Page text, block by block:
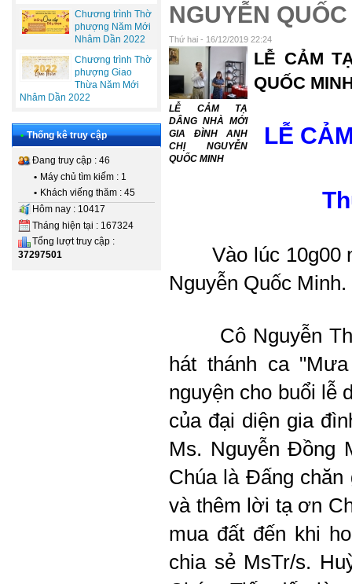
Chương trình Thờ
phượng Năm Mới
Nhâm Dần 2022
Chương trình Thờ
phượng Giao
Thừa Năm Mới
Nhâm Dần 2022
• Thống kê truy cập
Đang truy cập : 46
• Máy chủ tìm kiếm : 1
• Khách viếng thăm : 45
Hôm nay : 10417
Tháng hiện tại : 167324
Tổng lượt truy cập :
37297501
NGUYỄN
Thứ hai - 16/12/2019 22:24
LỄ CẢM TẠ
DÂNG NHÀ MỚI
GIA ĐÌNH ANH
CHỊ NGUYỄN
QUỐC MINH
LỄ CẢM
QUỐC
LỄ
Vào lúc 10g00
Nguyễn Quốc Minh.
Cô Nguyễn Thị
hát thánh ca
nguyện cho buổi lễ
của đại diện gia
Ms. Nguyễn Đồng
Chúa là Đấng chăn
và thêm lời tạ ơn
mua đất đến khi
chia sẻ MsTr/s.